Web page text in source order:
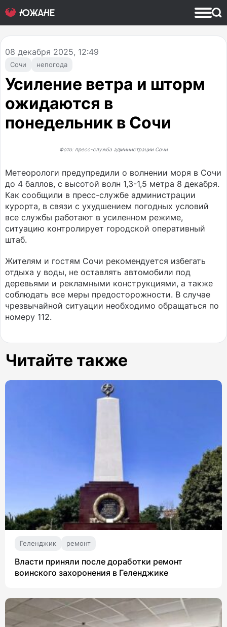
Сочи непогода
08 декабря 2025, 12:49
Усиление ветра и шторм
ожидаются в
понедельник в Сочи
Фото: пресс-служба администрации Сочи
Метеорологи предупредили о волнении моря в Сочи
до 4 баллов, с высотой волн 1,3-1,5 метра 8 декабря.
Как сообщили в пресс-службе администрации
курорта, в связи с ухудшением погодных условий
все службы работают в усиленном режиме,
ситуацию контролирует городской оперативный
штаб.
Жителям и гостям Сочи рекомендуется избегать
отдыха у воды, не оставлять автомобили под
деревьями и рекламными конструкциями, а также
соблюдать все меры предосторожности. В случае
чрезвычайной ситуации необходимо обращаться по
номеру 112.
Читайте также
Геленджик ремонт
Власти приняли после доработки ремонт
воинского захоронения в Геленджике